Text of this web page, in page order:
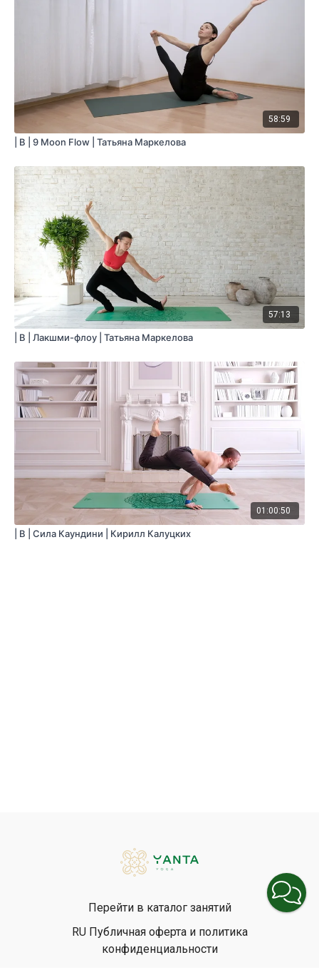
58:59
| B | 9 Moon Flow | Татьяна Маркелова
57:13
| B | Лакшми-флоу | Татьяна Маркелова
01:00:50
| B | Сила Каундини | Кирилл Калуцких
Перейти в каталог занятий
RU Публичная оферта и политика
конфиденциальности